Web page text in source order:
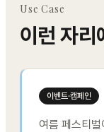
Use Case
이런 자
이벤트·캠페인
여름 페스티